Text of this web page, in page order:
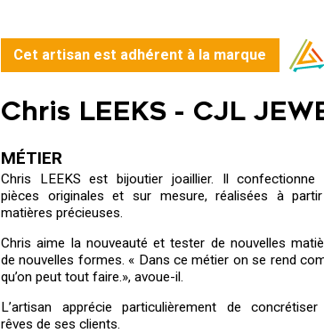
Cet artisan est adhérent à la marque
Chris LEEKS - CJL
MÉTIER
Chris LEEKS est bijoutier joaillier. Il confectionne
pièces originales et sur mesure, réalisées à
matières précieuses.
Chris aime la nouveauté et tester de nouvelles
de nouvelles formes. « Dans ce métier on se rend
qu’on peut tout faire.», avoue-il.
L’artisan apprécie particulièrement de
rêves de ses clients.